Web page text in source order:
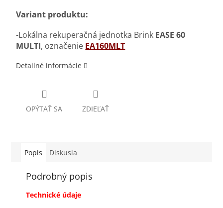
Variant produktu:
-Lokálna rekuperačná jednotka Brink EASE 60
MULTI, označenie EA160MLT
Detailné informácie
OPÝTAŤ SA ZDIEĽAŤ
Popis Diskusia
Podrobný popis
Technické údaje